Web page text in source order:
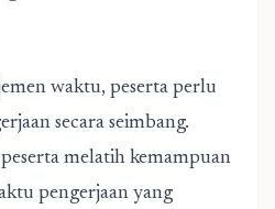
waktu, peserta perlu
secara seimbang.
melatih kemampuan
pengerjaan yang